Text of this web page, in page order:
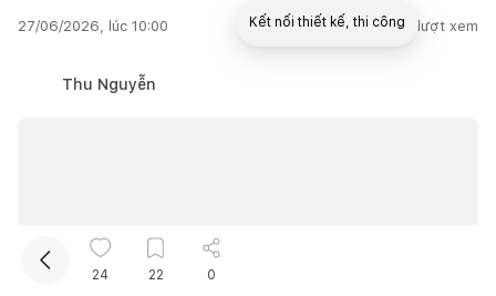
27/06/2026, lúc 10:00 2 lượt thích | 13.579 lượt xem
Thu Nguyễn
24 22 0
Kết nối thiết kế, thi công